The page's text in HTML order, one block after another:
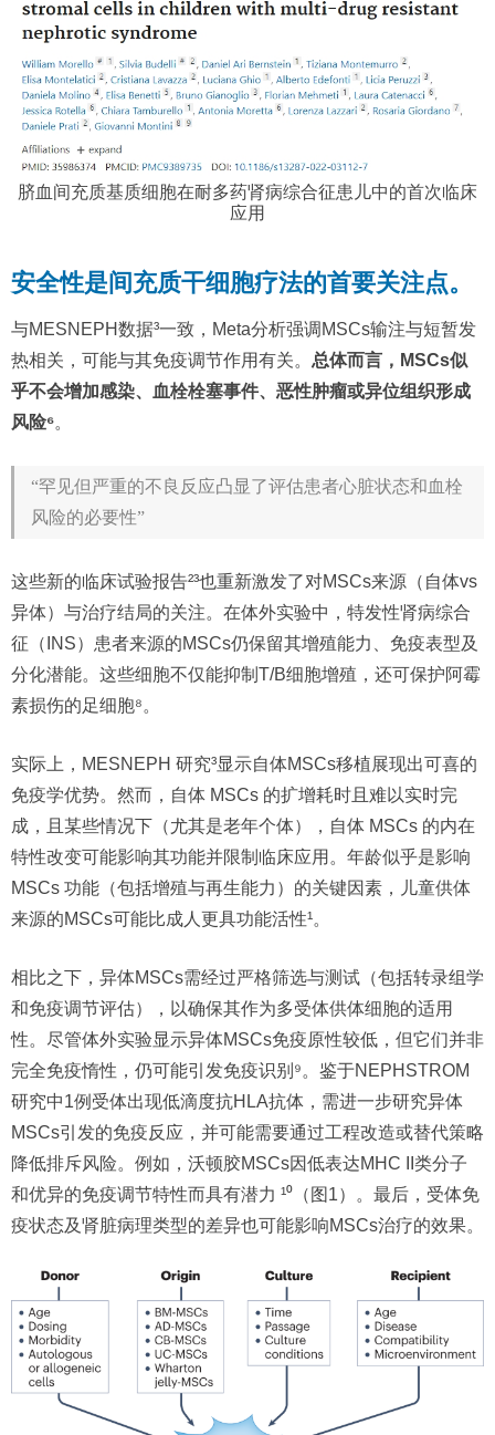
脐血间充质基质细胞在耐多药肾病综合征患儿中的首次临床
应用
安全性是间充质干细胞疗法的首要关注点。
与MESNEPH数据³一致，Meta分析强调MSCs输注与短暂发
热相关，可能与其免疫调节作用有关。 总体而言，MSCs似
乎不会增加感染、血栓栓塞事件、恶性肿瘤或异位组织形成
风险⁶。
“罕见但严重的不良反应凸显了评估患者心脏状态和血栓
风险的必要性”
这些新的临床试验报告²³也重新激发了对MSCs来源（自体vs
异体）与治疗结局的关注。在体外实验中，特发性肾病综合
征（INS）患者来源的MSCs仍保留其增殖能力、免疫表型及
分化潜能。这些细胞不仅能抑制T/B细胞增殖，还可保护阿霉
素损伤的足细胞⁸。
实际上，MESNEPH 研究³显示自体MSCs移植展现出可喜的
免疫学优势。然而，自体 MSCs 的扩增耗时且难以实时完
成，且某些情况下（尤其是老年个体），自体 MSCs 的内在
特性改变可能影响其功能并限制临床应用。年龄似乎是影响
MSCs 功能（包括增殖与再生能力）的关键因素，儿童供体
来源的MSCs可能比成人更具功能活性¹。
相比之下，异体MSCs需经过严格筛选与测试（包括转录组学
和免疫调节评估），以确保其作为多受体供体细胞的适用
性。尽管体外实验显示异体MSCs免疫原性较低，但它们并非
完全免疫惰性，仍可能引发免疫识别⁹。鉴于NEPHSTROM
研究中1例受体出现低滴度抗HLA抗体，需进一步研究异体
MSCs引发的免疫反应，并可能需要通过工程改造或替代策略
降低排斥风险。例如，沃顿胶MSCs因低表达MHC II类分子
和优异的免疫调节特性而具有潜力 ¹⁰（图1）。最后，受体免
疫状态及肾脏病理类型的差异也可能影响MSCs治疗的效果。